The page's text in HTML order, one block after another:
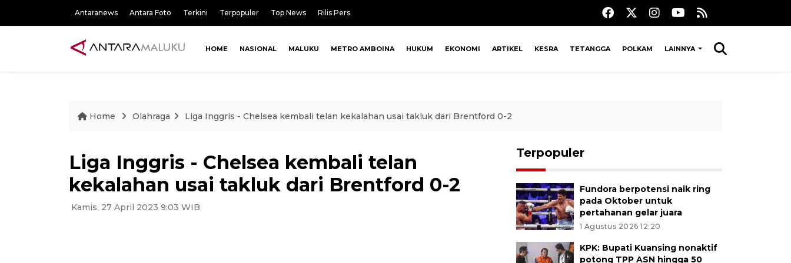
Antaranews Antara Foto Terkini Terpopuler Top News Rilis Pers
HOME NASIONAL MALUKU METRO AMBOINA HUKUM EKONOMI ARTIKEL KESRA TETANGGA POLKAM LAINNYA
Home Olahraga Liga Inggris - Chelsea kembali telan kekalahan usai takluk dari Brentford 0-2
Liga Inggris - Chelsea kembali telan
kekalahan usai takluk dari Brentford 0-2
Kamis, 27 April 2023 9:03 WIB
Terpopuler
Fundora berpotensi naik ring
pada Oktober untuk
pertahanan gelar juara
1 Agustus 2026 12:20
KPK: Bupati Kuansing nonaktif
potong TPP ASN hingga 50